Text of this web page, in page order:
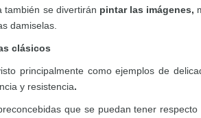
también se divertirán pintar las imágenes,
damiselas.
clásicos
principalmente como ejemplos de
y resistencia.
que se puedan tener